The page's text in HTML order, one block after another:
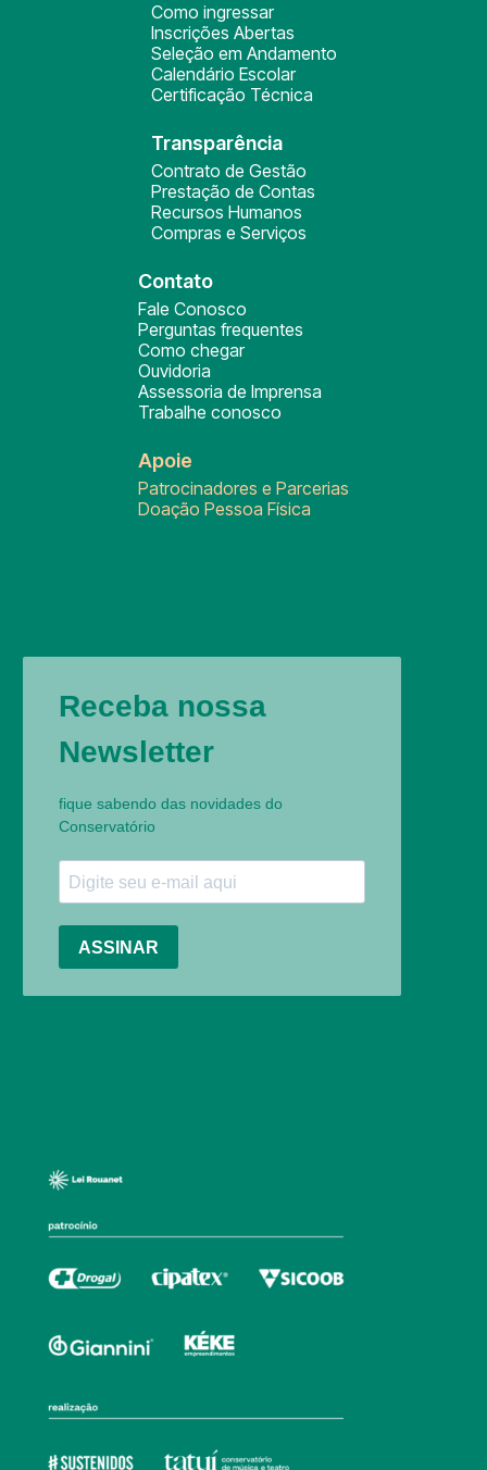
Como ingressar
Inscrições Abertas
Seleção em Andamento
Calendário Escolar
Certificação Técnica
Transparência
Contrato de Gestão
Prestação de Contas
Recursos Humanos
Compras e Serviços
Contato
Fale Conosco
Perguntas frequentes
Como chegar
Ouvidoria
Assessoria de Imprensa
Trabalhe conosco
Apoie
Patrocinadores e Parcerias
Doação Pessoa Física